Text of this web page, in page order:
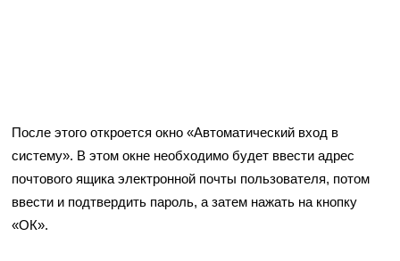
После этого откроется окно «Автоматический вход в
систему». В этом окне необходимо будет ввести адрес
почтового ящика электронной почты пользователя, потом
ввести и подтвердить пароль, а затем нажать на кнопку
«ОК».